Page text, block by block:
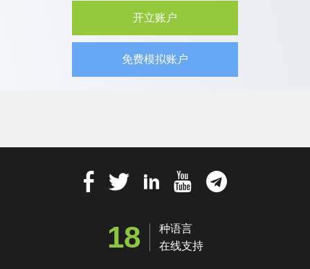
开立账户
免费模拟账户
18
种语言
在线支持